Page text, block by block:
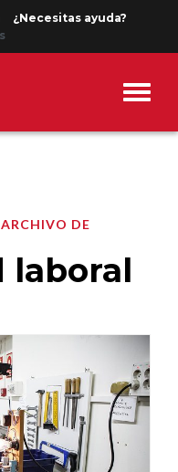
¿Necesitas ayuda?
DE
laboral